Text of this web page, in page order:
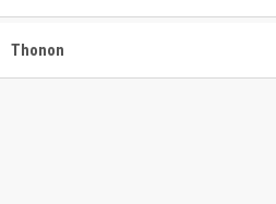
Thonon